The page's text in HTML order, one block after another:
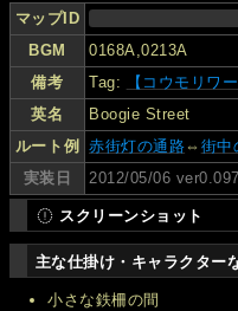
マップID
BGM
0168A,0213A
備考
Tag:
【コウモリワ
英名
Boogie Street
ルート例
赤街灯の通路 ⇔ 街中
実装日
2012/05/06
スクリーンショット
主な仕掛け・キャラクター
小さな鉄柵の間